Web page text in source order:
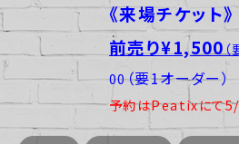
《来場チケット》
前売り¥1,500
00（要1オーダー）
予約はPeatixにて5/